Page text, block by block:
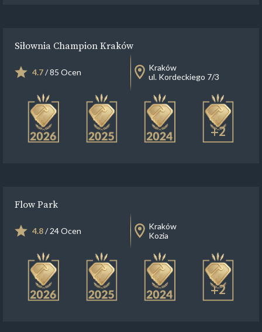
Siłownia Champion Kraków
4.7/ 85 Ocen
Kraków
ul. Kordeckiego 7/3
+2
Flow Park
4.8/ 24 Ocen
Kraków
Kozia
+2